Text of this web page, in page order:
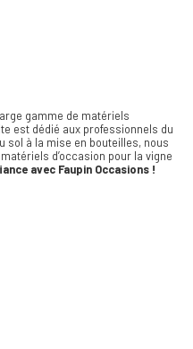
gamme de matériels
est dédié aux professionnels du
sol à la mise en bouteilles, nous
d’occasion pour la vigne
avec Faupin Occasions !